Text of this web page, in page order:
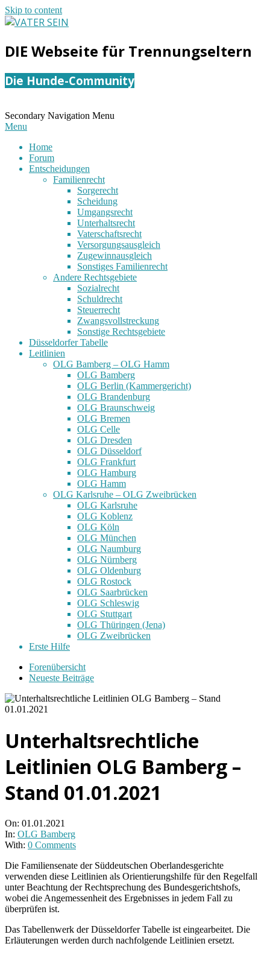
Skip to content
SEIN
DIE Webseite für Trennungseltern
Die Hunde-Community
Secondary Navigation Menu
Menu
Home
Forum
Entscheidungen
Familienrecht
Sorgerecht
Scheidung
Umgangsrecht
Unterhaltsrecht
Vaterschaftsrecht
Versorgungsausgleich
Zugewinnausgleich
Sonstiges Familienrecht
Andere Rechtsgebiete
Sozialrecht
Schuldrecht
Steuerrecht
Zwangsvollstreckung
Sonstige Rechtsgebiete
Düsseldorfer Tabelle
Leitlinien
OLG Bamberg – OLG Hamm
OLG Bamberg
OLG Berlin (Kammergericht)
OLG Brandenburg
OLG Braunschweig
OLG Bremen
OLG Celle
OLG Dresden
OLG Düsseldorf
OLG Frankfurt
OLG Hamburg
OLG Hamm
OLG Karlsruhe – OLG Zweibrücken
OLG Karlsruhe
OLG Koblenz
OLG Köln
OLG München
OLG Naumburg
OLG Nürnberg
OLG Oldenburg
OLG Rostock
OLG Saarbrücken
OLG Schleswig
OLG Stuttgart
OLG Thüringen (Jena)
OLG Zweibrücken
Erste Hilfe
Forenübersicht
Neueste Beiträge
Unterhaltsrechtliche
Leitlinien OLG Bamberg –
Stand 01.01.2021
On: 01.01.2021
In: OLG Bamberg
With: 0 Comments
Die Familiensenate der Süddeutschen Oberlandesgerichte
verwenden diese Leitlinien als Orientierungshilfe für den Regelfall
unter Beachtung der Rechtsprechung des Bundesgerichtshofs,
wobei die Angemessenheit des Ergebnisses in jedem Fall zu
überprüfen ist.
Das Tabellenwerk der Düsseldorfer Tabelle ist eingearbeitet. Die
Erläuterungen werden durch nachfolgende Leitlinien ersetzt.